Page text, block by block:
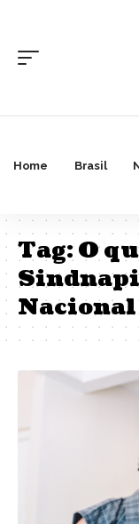
Home Brasil
Tag:O
Nacional